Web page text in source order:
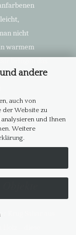
andere
auch von
der Website zu
und Ihnen
Weitere
nicht
warmem
Geschichte.
Krug Sahar aus